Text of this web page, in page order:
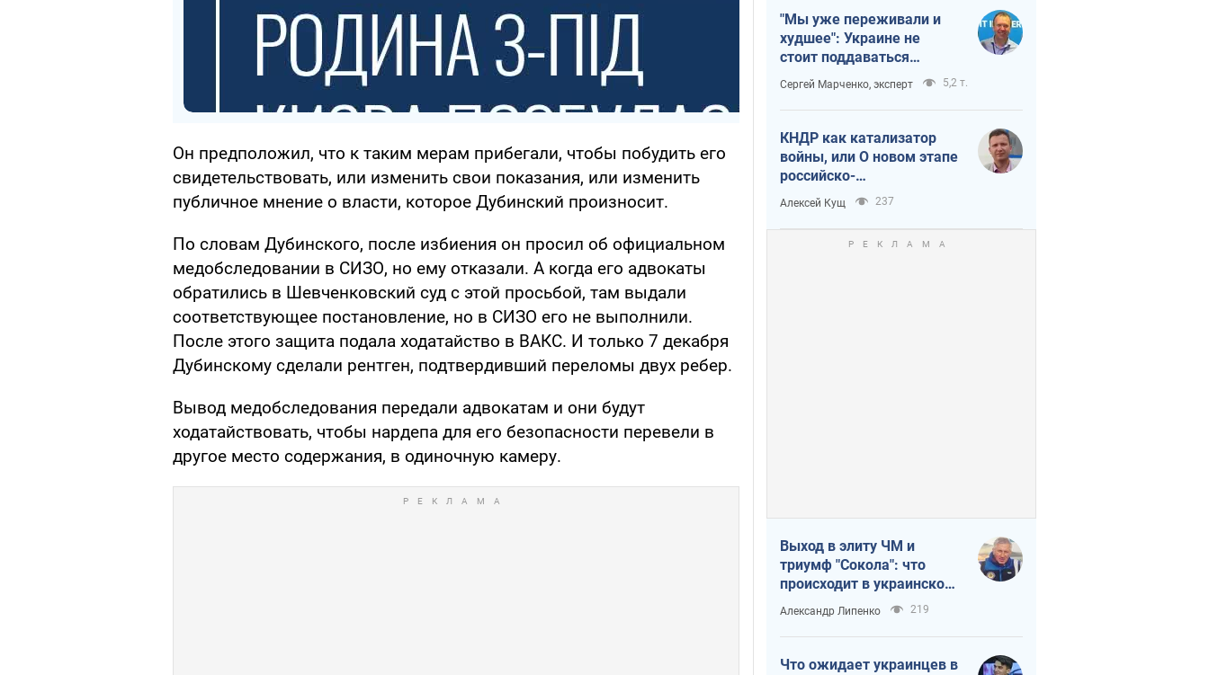
Он предположил, что к таким мерам прибегали, чтобы побудить его
свидетельствовать, или изменить свои показания, или изменить
публичное мнение о власти, которое Дубинский произносит.
По словам Дубинского, после избиения он просил об официальном
медобследовании в СИЗО, но ему отказали. А когда его адвокаты
обратились в Шевченковский суд с этой просьбой, там выдали
соответствующее постановление, но в СИЗО его не выполнили.
После этого защита подала ходатайство в ВАКС. И только 7 декабря
Дубинскому сделали рентген, подтвердивший переломы двух ребер.
Вывод медобследования передали адвокатам и они будут
ходатайствовать, чтобы нардепа для его безопасности перевели в
другое место содержания, в одиночную камеру.
"Мы уже переживали и
худшее": Украине не
стоит поддаваться
отчаянию из-за
ракетного террора
Сергей Марченко, эксперт 5,2 т.
КНДР как катализатор
войны, или О новом этапе
российско-
северокорейского союза
Алексей Кущ 237
Выход в элиту ЧМ и
триумф "Сокола": что
происходит в украинском
хоккее
Александр Липенко 219
Что ожидает украинцев в